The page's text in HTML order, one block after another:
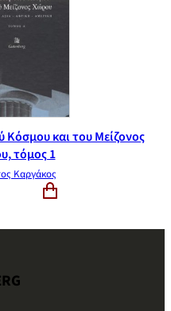
Κόσμου και του Μείζονος
τόμος 1
Καργάκος